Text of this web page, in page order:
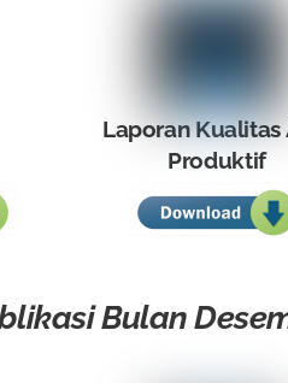
Laporan Kualitas
Produktif
Bulan